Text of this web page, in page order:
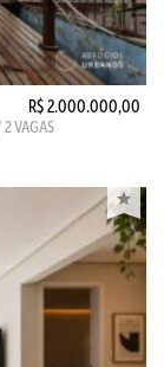
R$ 2.000.000,00
VAGAS